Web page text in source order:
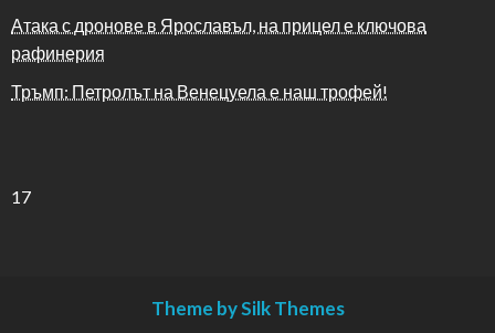
Атака с дронове в Ярославъл, на прицел е ключова
рафинерия
Тръмп: Петролът на Венецуела е наш трофей!
17
Theme by Silk Themes